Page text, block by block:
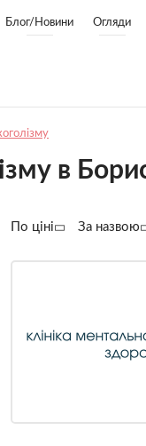
Блог/Новини Огляди
в
По ціні За назвою